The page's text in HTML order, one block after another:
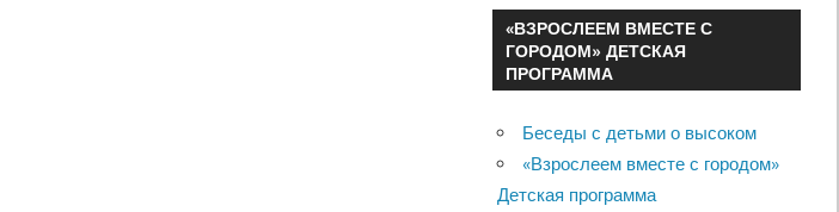
«ВЗРОСЛЕЕМ ВМЕСТЕ С
ГОРОДОМ» ДЕТСКАЯ
ПРОГРАММА
Беседы с детьми о высоком
«Взрослеем вместе с городом»
Детская программа